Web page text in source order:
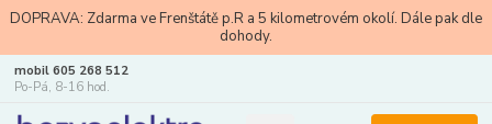
DOPRAVA: Zdarma ve Frenštátě p.R a 5 kilometrovém okolí. Dále pak dle
dohody.
mobil 605 268 512
Po-Pá, 8-16 hod.